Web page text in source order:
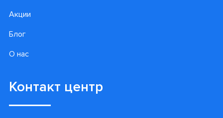
Акции
Блог
О нас
Контакт центр